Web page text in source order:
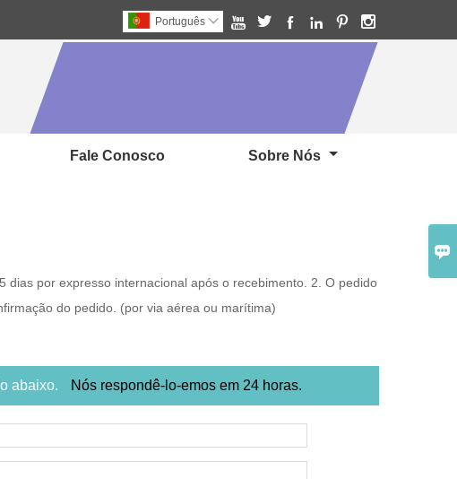

     
Português 
Fale Conosco Sobre Nós
por expresso internacional após o recebimento. 2. O pedido
do pedido. (por via aérea ou marítima)
abaixo. Nós respondê-lo-emos em 24 horas.